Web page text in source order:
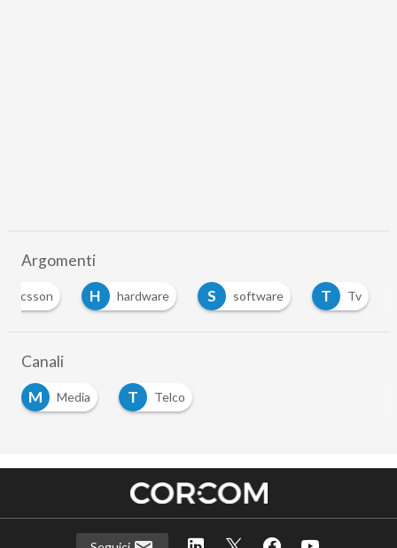
Argomenti
ericsson H hardware S software T Tv
Canali
M
Media T Telco